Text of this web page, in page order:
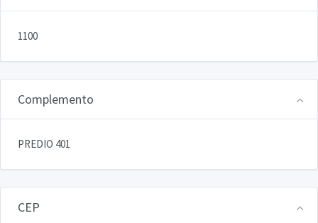
1100
Complemento
PREDIO 401
CEP